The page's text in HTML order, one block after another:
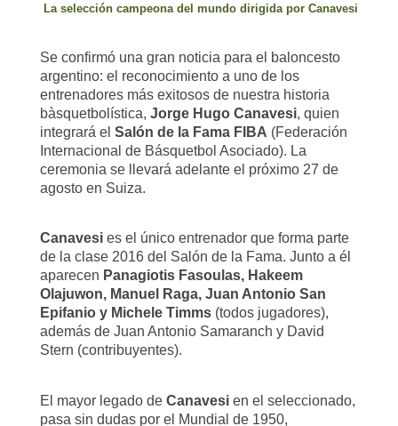
La selección campeona del mundo dirigida por Canavesi
Se confirmó una gran noticia para el baloncesto
argentino: el reconocimiento a uno de los
entrenadores más exitosos de nuestra historia
bàsquetbolística, Jorge Hugo Canavesi, quien
integrará el Salón de la Fama FIBA (Federación
Internacional de Básquetbol Asociado). La
ceremonia se llevará adelante el próximo 27 de
agosto en Suiza.
Canavesies el único entrenador que forma parte
de la clase 2016 del Salón de la Fama. Junto a él
aparecen Panagiotis Fasoulas, Hakeem
Olajuwon, Manuel Raga, Juan Antonio San
Epifanio y Michele Timms (todos jugadores),
además de Juan Antonio Samaranch y David
Stern (contribuyentes).
El mayor legado de Canavesien el seleccionado,
pasa sin dudas por el Mundial de 1950,